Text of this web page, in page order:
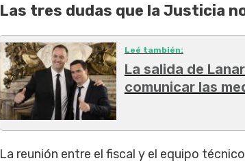
Las tres dudas que la Justicia
Leé también:
La salida de
comunicar las
La reunión entre el fiscal y el equipo